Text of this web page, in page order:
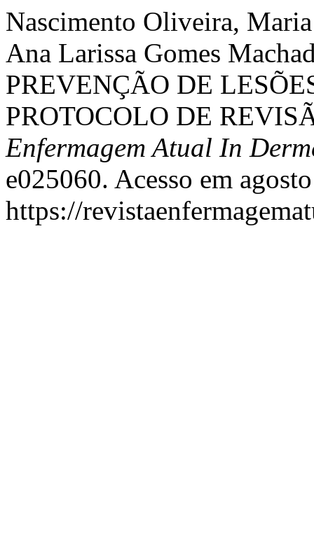
Nascimento Oliveira,
Ana Larissa Gomes
PREVENÇÃO DE
PROTOCOLO DE
Enfermagem Atual In
e025060. Acesso em
https://